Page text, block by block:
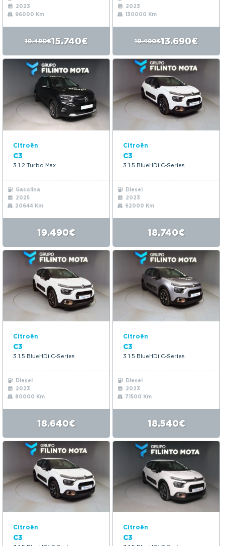
2023
96000 Km
19.490€15.740€
2023
130000 Km
19.490€13.690€
Citroën
C3
3 1.2 Turbo Max
Gasolina
2025
20644 Km
19.490€
Citroën
C3
3 1.5 BlueHDi C-Series
Diesel
2023
62000 Km
18.740€
Citroën
C3
3 1.5 BlueHDi C-Series
Diesel
2023
80000 Km
18.640€
Citroën
C3
3 1.5 BlueHDi C-Series
Diesel
2023
71500 Km
18.540€
Citroën
C3
Citroën
C3